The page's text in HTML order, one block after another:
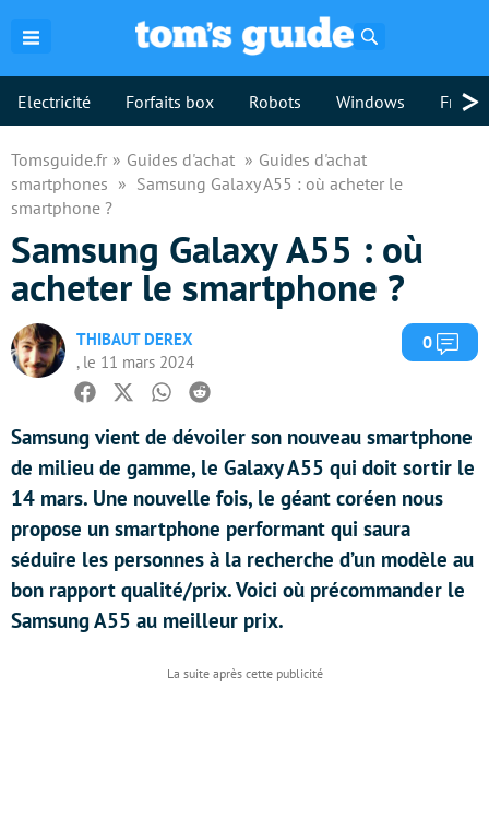
Electricité Forfaits box Robots Windows >
Tomsguide.fr Guides d'achat
Guides d'achat
smartphones
Samsung Galaxy A55 : où acheter le
smartphone ?
Samsung Galaxy A55 : où
acheter le smartphone ?
THIBAUT DEREX
, le 11 mars 2024
0
Facebook
TwitterWhatsapp
Reddit
Samsung vient de dévoiler son nouveau smartphone
de milieu de gamme, le Galaxy A55 qui doit sortir le
14 mars. Une nouvelle fois, le géant coréen nous
propose un smartphone performant qui saura
séduire les personnes à la recherche d’un modèle au
bon rapport qualité/prix. Voici où précommander le
Samsung A55 au meilleur prix.